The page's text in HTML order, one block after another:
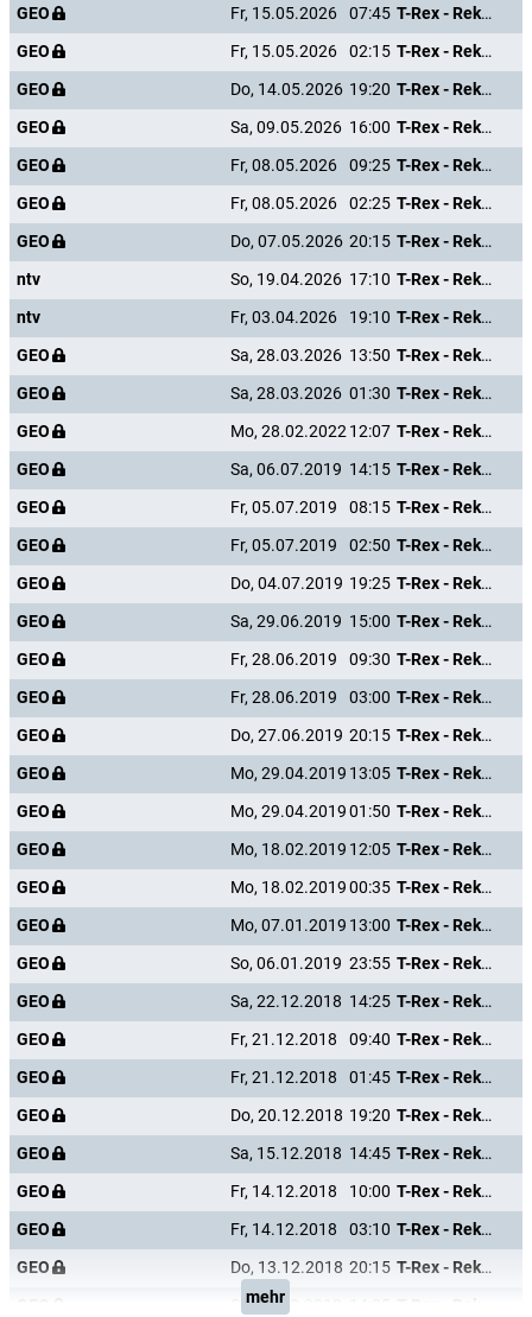
GEO Fr, 15.05.2026 07:45
T-Rex - Rekonstruktion einer Riesenechse
GEO
Fr, 15.05.2026 02:15
T-Rex - Rekonstruktion einer Riesenechse
GEO
Do, 14.05.2026 19:20
T-Rex - Rekonstruktion einer Riesenechse
GEO
Sa, 09.05.2026 16:00
T-Rex - Rekonstruktion einer Riesenechse
GEO
Fr, 08.05.2026 09:25
T-Rex - Rekonstruktion einer Riesenechse
GEO
Fr, 08.05.2026 02:25
T-Rex - Rekonstruktion einer Riesenechse
GEO
Do, 07.05.2026 20:15
T-Rex - Rekonstruktion einer Riesenechse
ntv
So, 19.04.2026 17:10
T-Rex - Rekonstruktion einer Riesenechse
ntv
Fr, 03.04.2026 19:10
T-Rex - Rekonstruktion einer Riesenechse
GEO
Sa, 28.03.2026 13:50
T-Rex - Rekonstruktion einer Riesenechse
GEO
Sa, 28.03.2026 01:30
T-Rex - Rekonstruktion einer Riesenechse
GEO
Mo, 28.02.202212:07
T-Rex - Rekonstruktion einer Riesenechse
GEO
Sa, 06.07.2019 14:15
T-Rex - Rekonstruktion einer Riesenechse
GEO
Fr, 05.07.2019 08:15
T-Rex - Rekonstruktion einer Riesenechse
GEO
Fr, 05.07.2019 02:50
T-Rex - Rekonstruktion einer Riesenechse
GEO
Do, 04.07.2019 19:25
T-Rex - Rekonstruktion einer Riesenechse
GEO
Sa, 29.06.2019 15:00
T-Rex - Rekonstruktion einer Riesenechse
GEO
Fr, 28.06.2019 09:30
T-Rex - Rekonstruktion einer Riesenechse
GEO
Fr, 28.06.2019 03:00
T-Rex - Rekonstruktion einer Riesenechse
GEO
Do, 27.06.2019 20:15
T-Rex - Rekonstruktion einer Riesenechse
GEO
Mo, 29.04.2019 13:05
T-Rex - Rekonstruktion einer Riesenechse
GEO
Mo, 29.04.201901:50
T-Rex - Rekonstruktion einer Riesenechse
GEO
Mo, 18.02.2019 12:05
T-Rex - Rekonstruktion einer Riesenechse
GEO
Mo, 18.02.201900:35
T-Rex - Rekonstruktion einer Riesenechse
GEO
Mo, 07.01.2019 13:00
T-Rex - Rekonstruktion einer Riesenechse
GEO
So, 06.01.2019 23:55
T-Rex - Rekonstruktion einer Riesenechse
GEO
Sa, 22.12.2018 14:25
T-Rex - Rekonstruktion einer Riesenechse
GEO
Fr, 21.12.2018 09:40
T-Rex - Rekonstruktion einer Riesenechse
GEO
Fr, 21.12.2018 01:45
T-Rex - Rekonstruktion einer Riesenechse
GEO
Do, 20.12.2018 19:20
T-Rex - Rekonstruktion einer Riesenechse
GEO
Sa, 15.12.2018 14:45
T-Rex - Rekonstruktion einer Riesenechse
GEO
Fr, 14.12.2018 10:00
T-Rex - Rekonstruktion einer Riesenechse
GEO
Fr, 14.12.2018 03:10
T-Rex - Rekonstruktion einer Riesenechse
GEO
Do, 13.12.2018 20:15
T-Rex - Rekonstruktion einer Riesenechse
Sa, 06.10.2018
mehr